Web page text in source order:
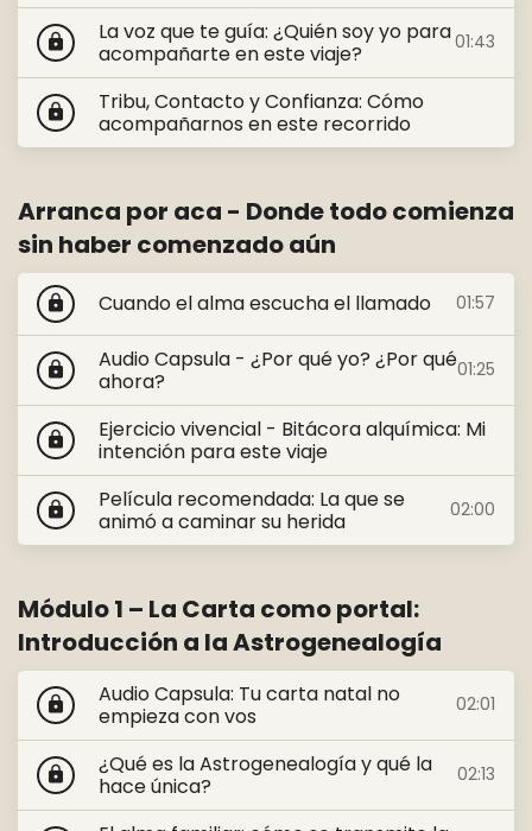
lock
La voz que te guía: ¿Quién soy yo para
acompañarte en este viaje?
01:43
lock
Tribu, Contacto y Confianza: Cómo
acompañarnos en este recorrido
Arranca por aca - Donde todo comienza
sin haber comenzado aún
lock Cuando el alma escucha el llamado 01:57
lock
Audio Capsula - ¿Por qué yo? ¿Por qué
ahora?
01:25
lock
Ejercicio vivencial - Bitácora alquímica: Mi
intención para este viaje
lock
Película recomendada: La que se
animó a caminar su herida
02:00
Módulo 1 – La Carta como portal:
Introducción a la Astrogenealogía
lock
Audio Capsula: Tu carta natal no
empieza con vos
02:01
lock
¿Qué es la Astrogenealogía y qué la
hace única?
02:13